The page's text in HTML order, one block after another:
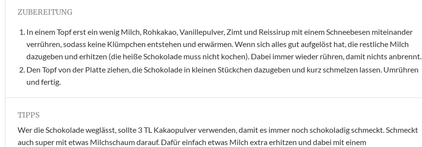
ZUBEREITUNG
In einem Topf erst ein wenig Milch, Rohkakao, Vanillepulver, Zimt und Reissirup mit einem Schneebesen miteinander
verrühren, sodass keine Klümpchen entstehen und erwärmen. Wenn sich alles gut aufgelöst hat, die restliche Milch
dazugeben und erhitzen (die heiße Schokolade muss nicht kochen). Dabei immer wieder rühren, damit nichts anbrennt.
Den Topf von der Platte ziehen, die Schokolade in kleinen Stückchen dazugeben und kurz schmelzen lassen. Umrühren
und fertig.
TIPPS
Wer die Schokolade weglässt, sollte 3 TL Kakaopulver verwenden, damit es immer noch schokoladig schmeckt. Schmeckt
auch super mit etwas Milchschaum darauf. Dafür einfach etwas Milch extra erhitzen und dabei mit einem